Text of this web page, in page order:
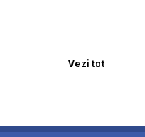
Vezi tot